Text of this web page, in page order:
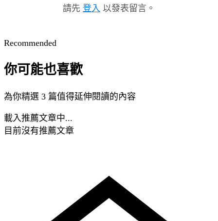
請先 登入 以發表留言。
Recommended
你可能也喜歡
為你精選 3 篇值得延伸閱讀的內容
載入推薦文章中...
目前沒有推薦文章